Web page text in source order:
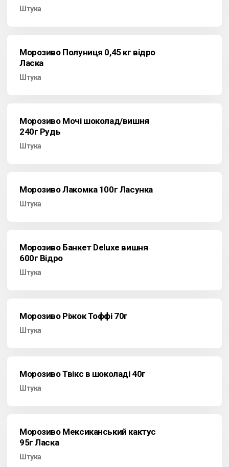
Штука
Морозиво Полуниця 0,45 кг відро
Ласка
Штука
Морозиво Мочі шоколад/вишня
240г Рудь
Штука
Морозиво Лакомка 100г Ласунка
Штука
Морозиво Банкет Deluxe вишня
600г Відро
Штука
Морозиво Ріжок Тоффі 70г
Штука
Морозиво Твікс в шоколаді 40г
Штука
Морозиво Мексиканський кактус
95г Ласка
Штука